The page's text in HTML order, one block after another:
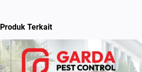
Produk Terkait